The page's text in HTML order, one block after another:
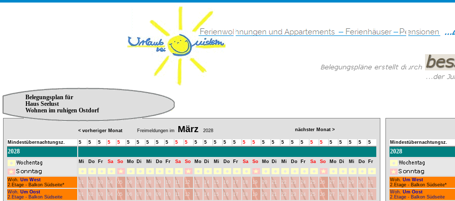
Belegungsplan für
Haus Seelust
Wohnen im ruhigen Ostdorf
< vorheriger Monat Freimeldungen im März 2028 nächster Monat >
Mindestübernachtungsz. 5 5 5 5 5 5 5 5 5 5 5 5 5 5 5 5 5 5 5 5 5 5 5 5 5 5 5 5 5 5 5
2028
Mi Do Fr Sa So Mo Di Mi Do Fr Sa So Mo Di Mi Do Fr Sa So Mo Di Mi Do Fr Sa So Mo Di Mi Do Fr
Woh. Um West
2.Etage - Balkon Südseite*
01 02 03 04 05 06 07 08 09 10 11 12 13 14 15 16 17 18 19 20 21 22 23 24 25 26 27 28 29 30
31
Woh. Um Oost
2.Etage - Balkon Südseite
01 02 03 04 05 06 07 08 09 10 11 12 13 14 15 16 17 18 19 20 21 22 23 24 25 26 27 28 29 30
31
Mindestübernachtungsz.
2028
Woh. Um West
2.Etage - Balkon Südseite*
Woh. Um Oost
2.Etage - Balkon Südseite